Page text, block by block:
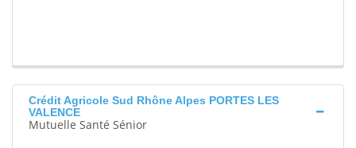
Crédit Agricole Sud Rhône Alpes PORTES LES
VALENCE
Mutuelle Santé Sénior